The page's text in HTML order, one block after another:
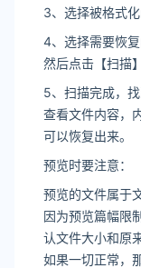
3、选择被格式
4、选择需要恢
然后点击【扫描
5、扫描完成，
查看文件内容，
可以恢复出来。
预览时要注意：
预览的文件属于
因为预览篇幅限
认文件大小和原
如果一切正常，